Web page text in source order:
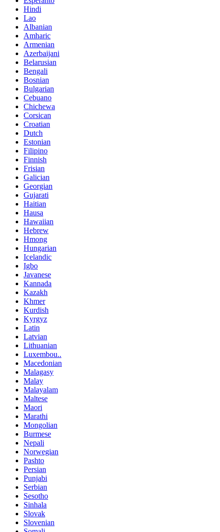
Hindi
Lao
Albanian
Amharic
Armenian
Azerbaijani
Belarusian
Bengali
Bosnian
Bulgarian
Cebuano
Chichewa
Corsican
Croatian
Dutch
Estonian
Filipino
Finnish
Frisian
Galician
Georgian
Gujarati
Haitian
Hausa
Hawaiian
Hebrew
Hmong
Hungarian
Icelandic
Igbo
Javanese
Kannada
Kazakh
Khmer
Kurdish
Kyrgyz
Latin
Latvian
Lithuanian
Luxembou..
Macedonian
Malagasy
Malay
Malayalam
Maltese
Maori
Marathi
Mongolian
Burmese
Nepali
Norwegian
Pashto
Persian
Punjabi
Serbian
Sesotho
Sinhala
Slovak
Slovenian